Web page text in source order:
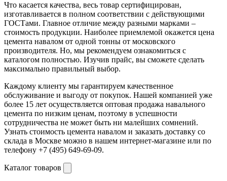
Что касается качества, весь товар сертифицирован,
изготавливается в полном соответствии с действующими
ГОСТами. Главное отличие между разными марками –
стоимость продукции. Наиболее приемлемой окажется цена
цемента навалом от одной тонны от московского
производителя. Но, мы рекомендуем ознакомиться с
каталогом полностью. Изучив прайс, вы сможете сделать
максимально правильный выбор.
Каждому клиенту мы гарантируем качественное
обслуживание и выгоду от покупок. Нашей компанией уже
более 15 лет осуществляется оптовая продажа навального
цемента по низким ценам, поэтому в успешности
сотрудничества не может быть ни малейших сомнений.
Узнать стоимость цемента навалом и заказать доставку со
склада в Москве можно в нашем интернет-магазине или по
телефону +7 (495) 649-69-09.
Каталог товаров